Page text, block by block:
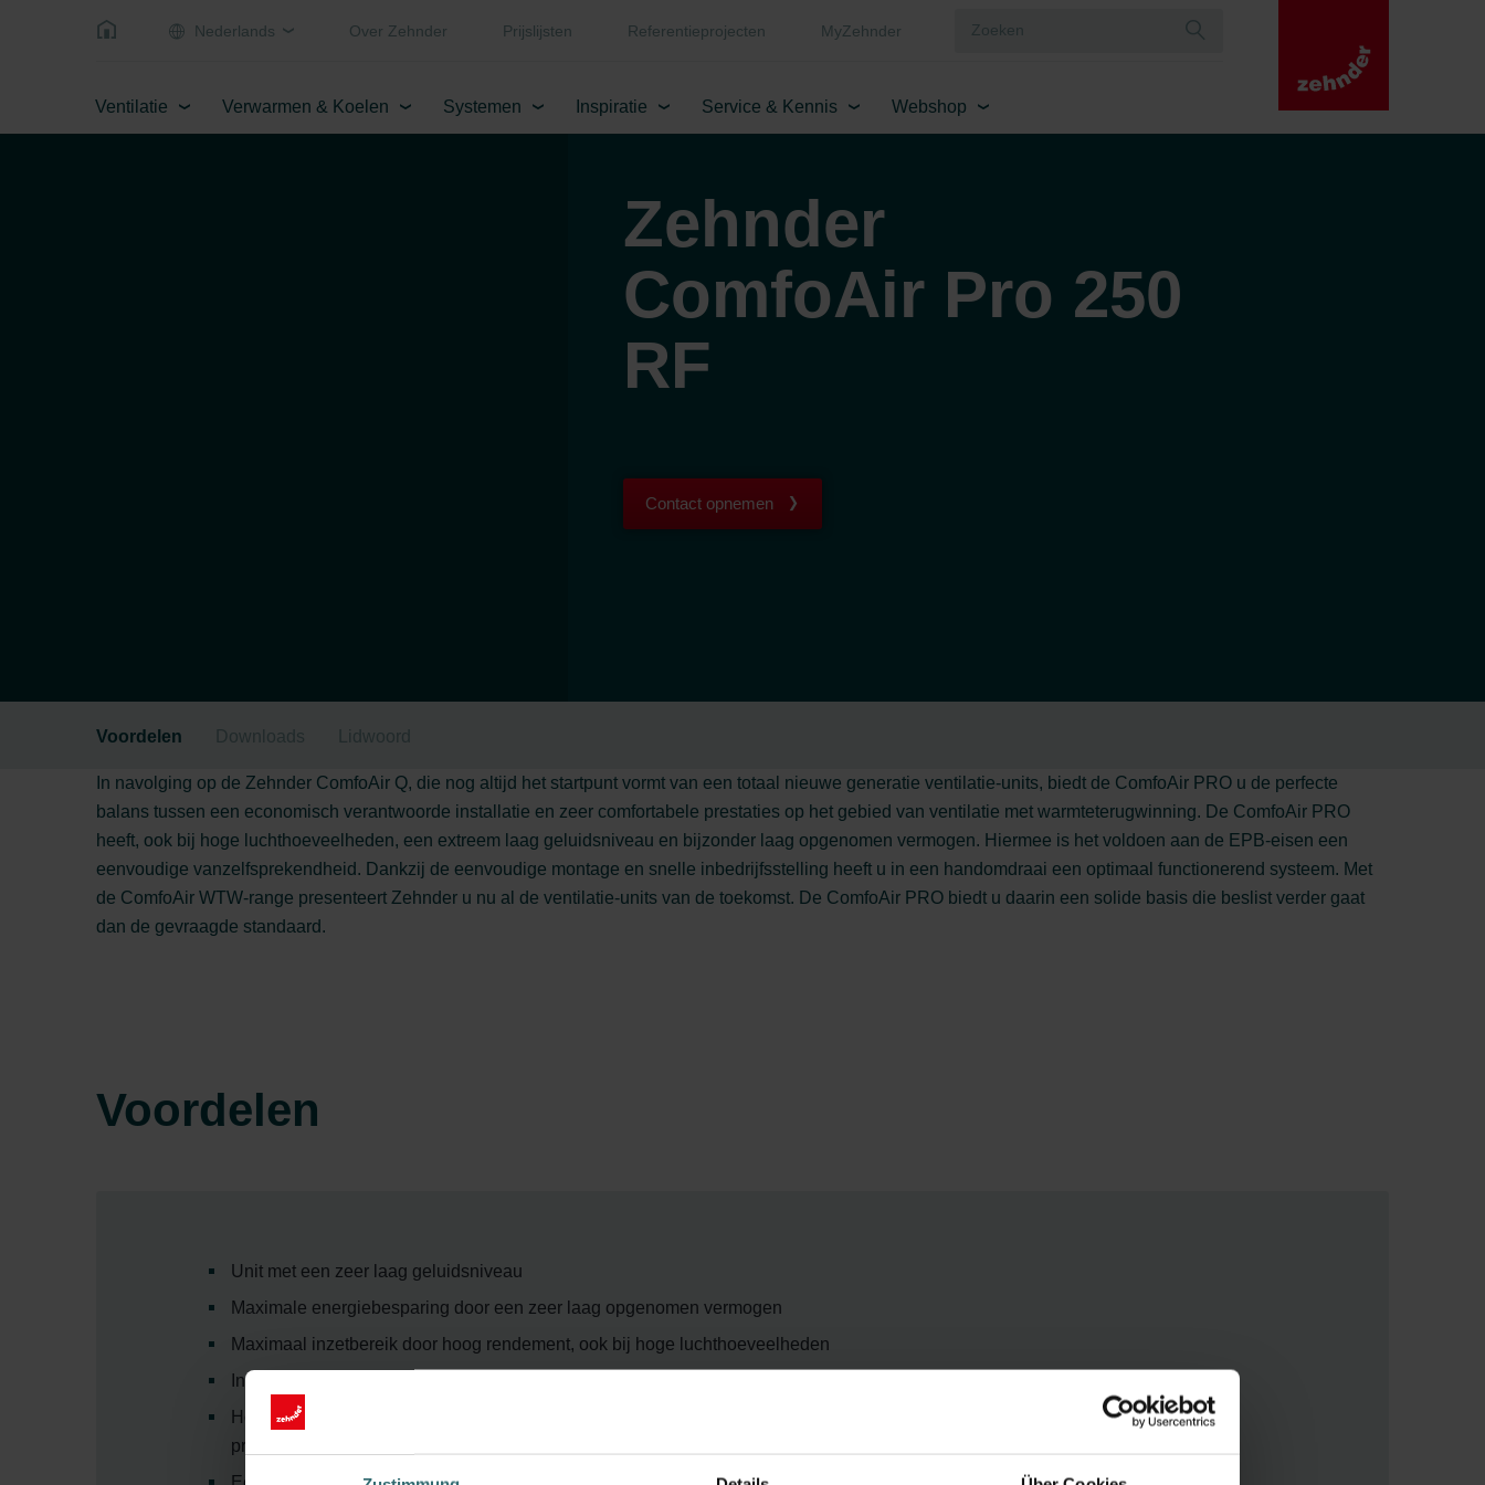
Nederlands Over Zehnder Prijslijsten Referentieprojecten MyZehnder
Ventilatie Verwarmen & Koelen Systemen Inspiratie Service & Kennis Webshop
Zehnder
ComfoAir Pro 250
RF
Contact opnemen
Voordelen Downloads Lidwoord
In navolging op de Zehnder ComfoAir Q, die nog altijd het startpunt vormt van een totaal nieuwe generatie ventilatie-units, biedt de ComfoAir PRO u de perfecte
balans tussen een economisch verantwoorde installatie en zeer comfortabele prestaties op het gebied van ventilatie met warmteterugwinning. De ComfoAir PRO
heeft, ook bij hoge luchthoeveelheden, een extreem laag geluidsniveau en bijzonder laag opgenomen vermogen. Hiermee is het voldoen aan de EPB-eisen een
eenvoudige vanzelfsprekendheid. Dankzij de eenvoudige montage en snelle inbedrijfsstelling heeft u in een handomdraai een optimaal functionerend systeem. Met
de ComfoAir WTW-range presenteert Zehnder u nu al de ventilatie-units van de toekomst. De ComfoAir PRO biedt u daarin een solide basis die beslist verder gaat
dan de gevraagde standaard.
Voordelen
Unit met een zeer laag geluidsniveau
Maximale energiebesparing door een zeer laag opgenomen vermogen
Maximaal inzetbereik door hoog rendement, ook bij hoge luchthoeveelheden
Ingebouwde vochtsensor met automatische verhoging van debiet bij een snelle stijging van de luchtvochtigheid in de woning
Hoge kwaliteit van de installatie door advies op maat van onze adviseurs en de mogelijkheid tot het volgen van gedegen
producttrainingen